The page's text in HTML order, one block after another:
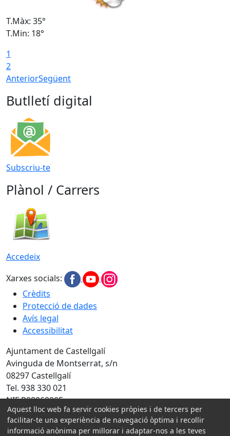
T.Màx: 35°
T.Min: 18°
1
2
AnteriorSegüent
Butlletí digital
Subscriu-te
Plànol / Carrers
Accedeix
Xarxes socials:
Crèdits
Protecció de dades
Avís legal
Accessibilitat
Ajuntament de Castellgalí
Avinguda de Montserrat, s/n
08297 Castellgalí
Tel. 938 330 021
NIF P0806000F
Amb la col·laboració de:
Aquest lloc web fa servir cookies pròpies i de tercers per
facilitar-te una experiència de navegació òptima i recollir
informació anònima per millorar i adaptar-nos a les teves